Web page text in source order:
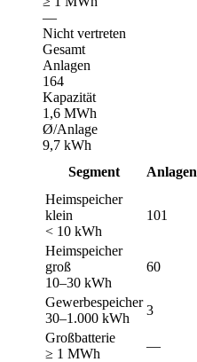
—
Nicht vertreten
Gesamt
Anlagen
164
Kapazität
1,6 MWh
Ø/Anlage
9,7 kWh
Segment
Anlagen
Heimspeicher
klein
< 10 kWh
101
Heimspeicher
groß
10–30 kWh
60
Gewerbespeicher
30–1.000 kWh
3
Großbatterie
≥ 1 MWh
—